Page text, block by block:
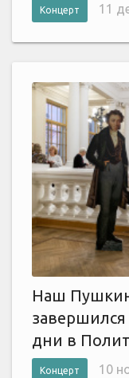
Концерт 11
Наш
дни в
Концерт 10